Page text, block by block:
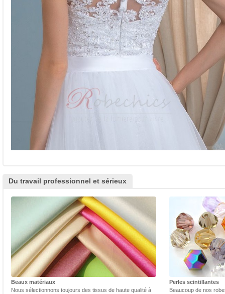
Du travail professionnel et sérieux
Beaux matériaux
Nous sélectionnons toujours des tissus de haute qualité à
Perles scintillantes
Beaucoup de nos